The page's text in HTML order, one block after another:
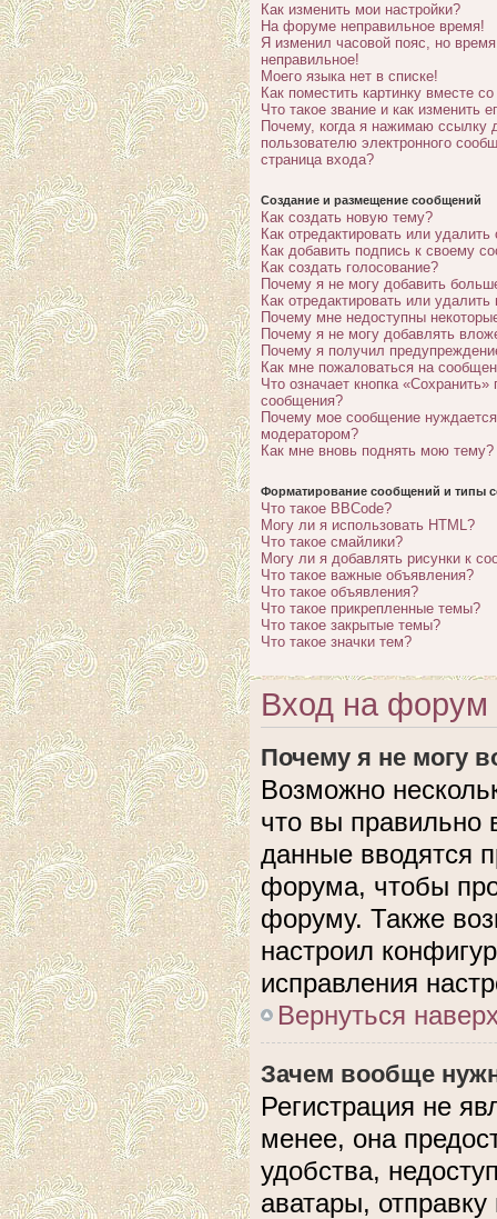
Как изменить мои настройки?
На форуме неправильное время!
Я изменил часовой пояс, но
неправильное!
Моего языка нет в списке!
Как поместить картинку вместе
Что такое звание и как изменить
Почему, когда я нажимаю ссылку
пользователю электронного
страница входа?
Создание и размещение сообщений
Как создать новую тему?
Как отредактировать или
Как добавить подпись к своему
Как создать голосование?
Почему я не могу добавить
Как отредактировать или удалить
Почему мне недоступны
Почему я не могу добавлять
Почему я получил
Как мне пожаловаться на
Что означает кнопка «Сохранить»
сообщения?
Почему мое сообщение
модератором?
Как мне вновь поднять мою тему?
Форматирование сообщений и типы
Что такое BBCode?
Могу ли я использовать HTML?
Что такое смайлики?
Могу ли я добавлять рисунки к
Что такое важные объявления?
Что такое объявления?
Что такое прикрепленные темы?
Что такое закрытые темы?
Что такое значки тем?
Вход на форум
Почему я не могу
Возможно
что вы правильно
данные вводятся
форума, чтобы
форуму. Также
настроил
исправления
Вернуться
Зачем вообще
Регистрация не
менее, она
удобства,
аватары,